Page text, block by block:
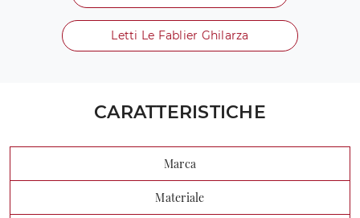
Letti Le Fablier Ghilarza
CARATTERISTICHE
Marca
Materiale